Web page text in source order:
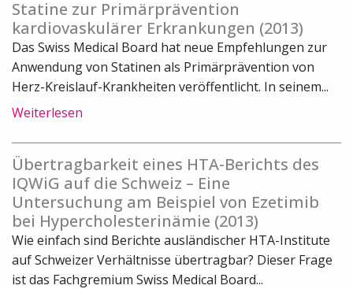
Statine zur Primärprävention
kardiovaskulärer Erkrankungen (2013)
Das Swiss Medical Board hat neue Empfehlungen zur
Anwendung von Statinen als Primärprävention von
Herz-Kreislauf-Krankheiten veröffentlicht. In seinem...
Weiterlesen
Übertragbarkeit eines HTA-Berichts des
IQWiG auf die Schweiz – Eine
Untersuchung am Beispiel von Ezetimib
bei Hypercholesterinämie (2013)
Wie einfach sind Berichte ausländischer HTA-Institute
auf Schweizer Verhältnisse übertragbar? Dieser Frage
ist das Fachgremium Swiss Medical Board...